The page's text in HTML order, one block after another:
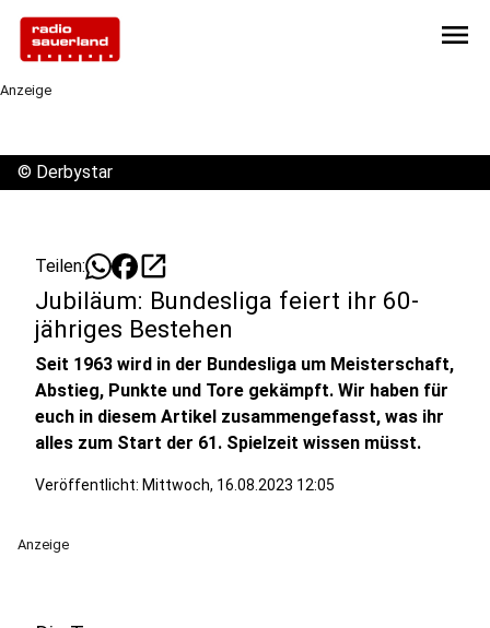
menu
Anzeige
© Derbystar
Teilen: open_in_new
Jubiläum: Bundesliga feiert ihr 60-
jähriges Bestehen
Seit 1963 wird in der Bundesliga um Meisterschaft,
Abstieg, Punkte und Tore gekämpft. Wir haben für
euch in diesem Artikel zusammengefasst, was ihr
alles zum Start der 61. Spielzeit wissen müsst.
Veröffentlicht: Mittwoch, 16.08.2023 12:05
Anzeige